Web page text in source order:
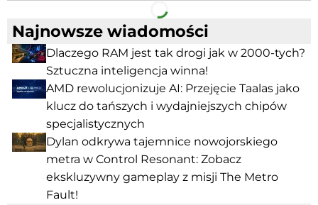
Najnowsze wiadomości
Dlaczego RAM jest tak drogi jak w 2000-tych?
Sztuczna inteligencja winna!
AMD rewolucjonizuje AI: Przejęcie Taalas jako
klucz do tańszych i wydajniejszych chipów
specjalistycznych
Dylan odkrywa tajemnice nowojorskiego
metra w Control Resonant: Zobacz
ekskluzywny gameplay z misji The Metro
Fault!